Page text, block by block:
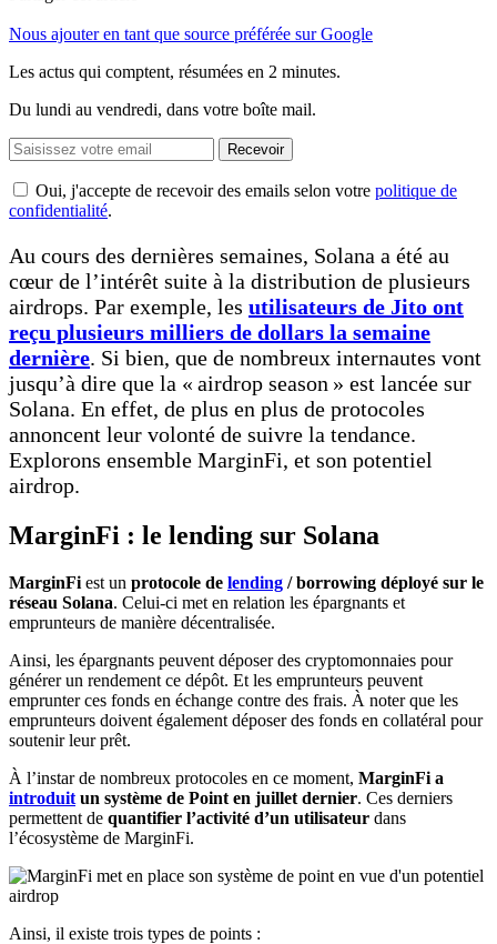
Nous ajouter en tant que source préférée sur Google
Les actus qui comptent, résumées en 2 minutes.
Du lundi au vendredi, dans votre boîte mail.
Recevoir
Oui, j'accepte de recevoir des emails selon votre politique de
confidentialité.
Au cours des dernières semaines, Solana a été au
cœur de l’intérêt suite à la distribution de plusieurs
airdrops. Par exemple, les utilisateurs de Jito ont
reçu plusieurs milliers de dollars la semaine
dernière. Si bien, que de nombreux internautes vont
jusqu’à dire que la « airdrop season » est lancée sur
Solana. En effet, de plus en plus de protocoles
annoncent leur volonté de suivre la tendance.
Explorons ensemble MarginFi, et son potentiel
airdrop.
MarginFi : le lending sur Solana
MarginFi est un protocole de lending / borrowing déployé sur le
réseau Solana. Celui-ci met en relation les épargnants et
emprunteurs de manière décentralisée.
Ainsi, les épargnants peuvent déposer des cryptomonnaies pour
générer un rendement ce dépôt. Et les emprunteurs peuvent
emprunter ces fonds en échange contre des frais. À noter que les
emprunteurs doivent également déposer des fonds en collatéral pour
soutenir leur prêt.
À l’instar de nombreux protocoles en ce moment, MarginFi a
introduit un système de Point en juillet dernier. Ces derniers
permettent de quantifier l’activité d’un utilisateur dans
l’écosystème de MarginFi.
Ainsi, il existe trois types de points :